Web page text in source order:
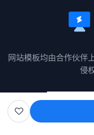
网站模板均由合作伙伴
侵